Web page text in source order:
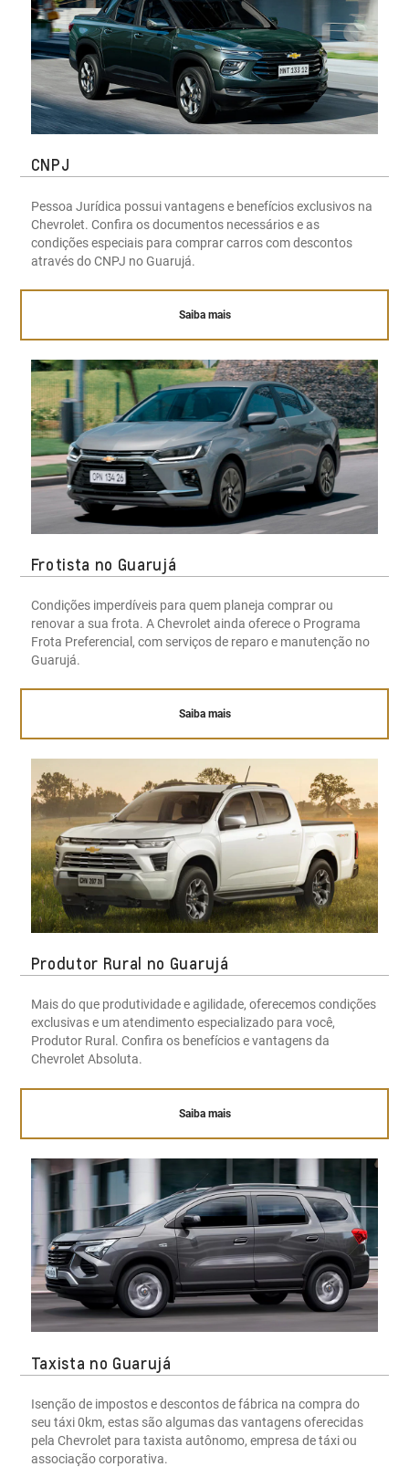
CNPJ
Pessoa Jurídica possui vantagens e benefícios exclusivos na
Chevrolet. Confira os documentos necessários e as
condições especiais para comprar carros com descontos
através do CNPJ no Guarujá.
Saiba mais
Frotista no Guarujá
Condições imperdíveis para quem planeja comprar ou
renovar a sua frota. A Chevrolet ainda oferece o Programa
Frota Preferencial, com serviços de reparo e manutenção no
Guarujá.
Saiba mais
Produtor Rural no Guarujá
Mais do que produtividade e agilidade, oferecemos condições
exclusivas e um atendimento especializado para você,
Produtor Rural. Confira os benefícios e vantagens da
Chevrolet Absoluta.
Saiba mais
Taxista no Guarujá
Isenção de impostos e descontos de fábrica na compra do
seu táxi 0km, estas são algumas das vantagens oferecidas
pela Chevrolet para taxista autônomo, empresa de táxi ou
associação corporativa.